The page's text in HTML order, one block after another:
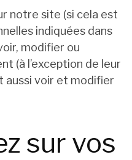
notre site (si cela est
indiquées dans
modifier ou
(à l’exception de leur
aussi voir et modifier
sur vos